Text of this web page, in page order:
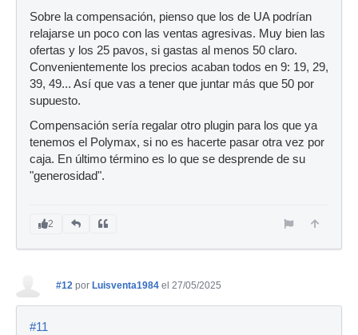
Sobre la compensación, pienso que los de UA podrían
relajarse un poco con las ventas agresivas. Muy bien las
ofertas y los 25 pavos, si gastas al menos 50 claro.
Convenientemente los precios acaban todos en 9: 19, 29,
39, 49... Así que vas a tener que juntar más que 50 por
supuesto.
Compensación sería regalar otro plugin para los que ya
tenemos el Polymax, si no es hacerte pasar otra vez por
caja. En último término es lo que se desprende de su
"generosidad".
2
#12 por Luisventa1984 el 27/05/2025
#11